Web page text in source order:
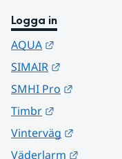
Logga in
AQUA
SIMAIR
SMHI Pro
Timbr
Vinterväg
Väderlarm